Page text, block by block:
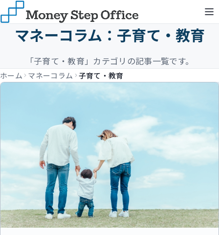
マネーコラム：子育て・教育
「子育て・教育」カテゴリの記事一覧です。
ホーム マネーコラム 子育て・教育